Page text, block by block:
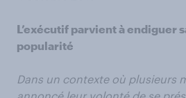
L’exécutif parvient à endiguer
popularité
Dans un contexte où plusieurs